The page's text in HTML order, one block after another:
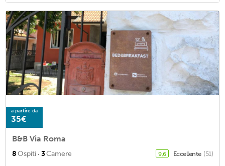
a partire da
35€
B&B Via Roma
8Ospiti · 3Camere 9,6 Eccellente (51)